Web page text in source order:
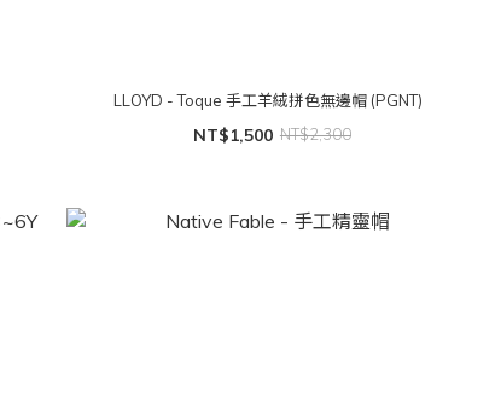
LLOYD - Toque 手工羊絨拼色無邊帽 (PGNT)
NT$1,500 NT$2,300